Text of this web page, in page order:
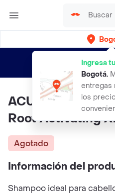
Ingresa
Bogotá.
entregas
los
envíos gratis por
ACURE Shampoo
Root Activating
Agotado
Información del
Shampoo ideal para